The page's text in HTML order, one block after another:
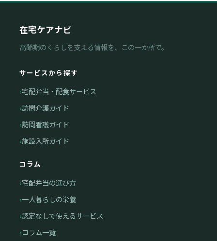
在宅ケアナビ
高齢期のくらしを支える情報を、この一か所で。
サービスから探す
宅配弁当・配食サービス
訪問介護ガイド
訪問看護ガイド
施設入所ガイド
コラム
宅配弁当の選び方
一人暮らしの栄養
認定なしで使えるサービス
コラム一覧